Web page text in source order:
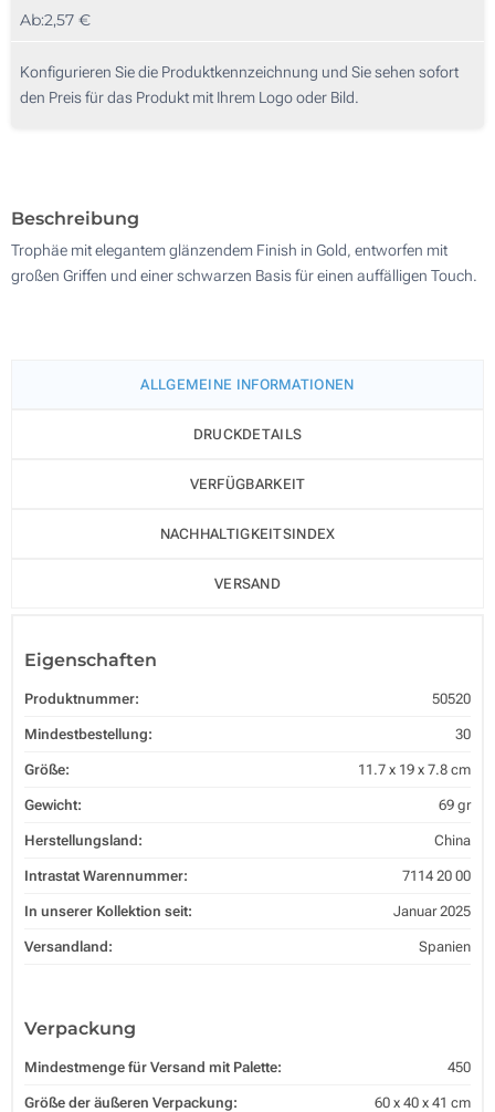
60
150
300
Ab:2,57 €
Konfigurieren Sie die Produktkennzeichnung und Sie sehen sofort
den Preis für das Produkt mit Ihrem Logo oder Bild.
Beschreibung
Trophäe mit elegantem glänzendem Finish in Gold, entworfen mit
großen Griffen und einer schwarzen Basis für einen auffälligen Touch.
ALLGEMEINE INFORMATIONEN
DRUCKDETAILS
VERFÜGBARKEIT
NACHHALTIGKEITSINDEX
VERSAND
Eigenschaften
Produktnummer: 50520
Mindestbestellung: 30
Größe: 11.7 x 19 x 7.8 cm
Gewicht: 69 gr
Herstellungsland: China
Intrastat Warennummer: 7114 20 00
In unserer Kollektion seit: Januar 2025
Versandland: Spanien
Verpackung
Mindestmenge für Versand mit Palette: 450
Größe der äußeren Verpackung: 60 x 40 x 41 cm